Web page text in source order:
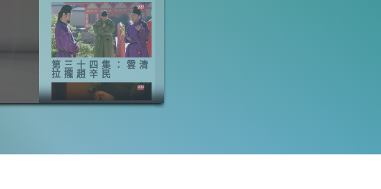
第三十四集：雲清
拉攏趙辛民
光赴約鴻門宴